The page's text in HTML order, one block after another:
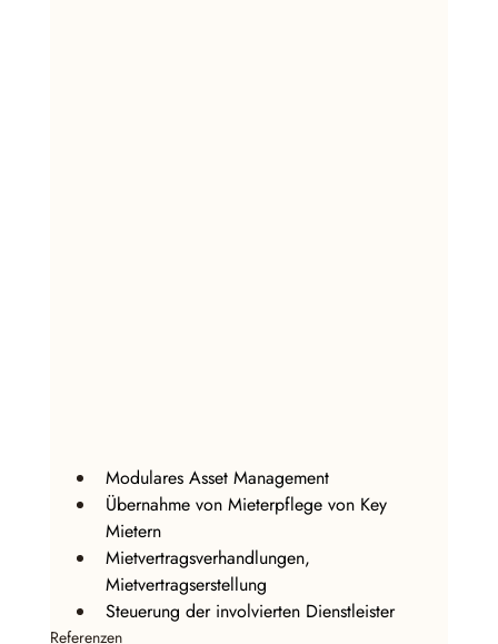
Modulares Asset Management
Übernahme von Mieterpflege von Key
Mietern
Mietvertragsverhandlungen,
Mietvertragserstellung
Steuerung der involvierten Dienstleister
Referenzen